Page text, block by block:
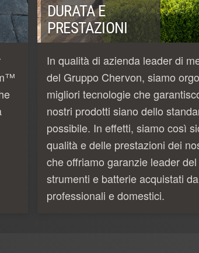
DURATA E
PRESTAZIONI
In qualità di azienda leader di
del Gruppo Chervon, siamo
migliori tecnologie che
nostri prodotti siano dello
possibile. In effetti, siamo così
qualità e delle prestazioni dei
che offriamo garanzie leader
strumenti e batterie acquistati
professionali e domestici.